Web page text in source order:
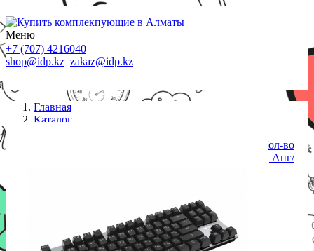
Меню
+7 (707) 4216040
shop@idp.kz zakaz@idp.kz
Главная
Каталог
Клавиатура, Rapoo, V500 Alloy, Игровая, USB, Кол-во
стандартных клавиш 87, Длина кабеля 1,8 метра, Анг/